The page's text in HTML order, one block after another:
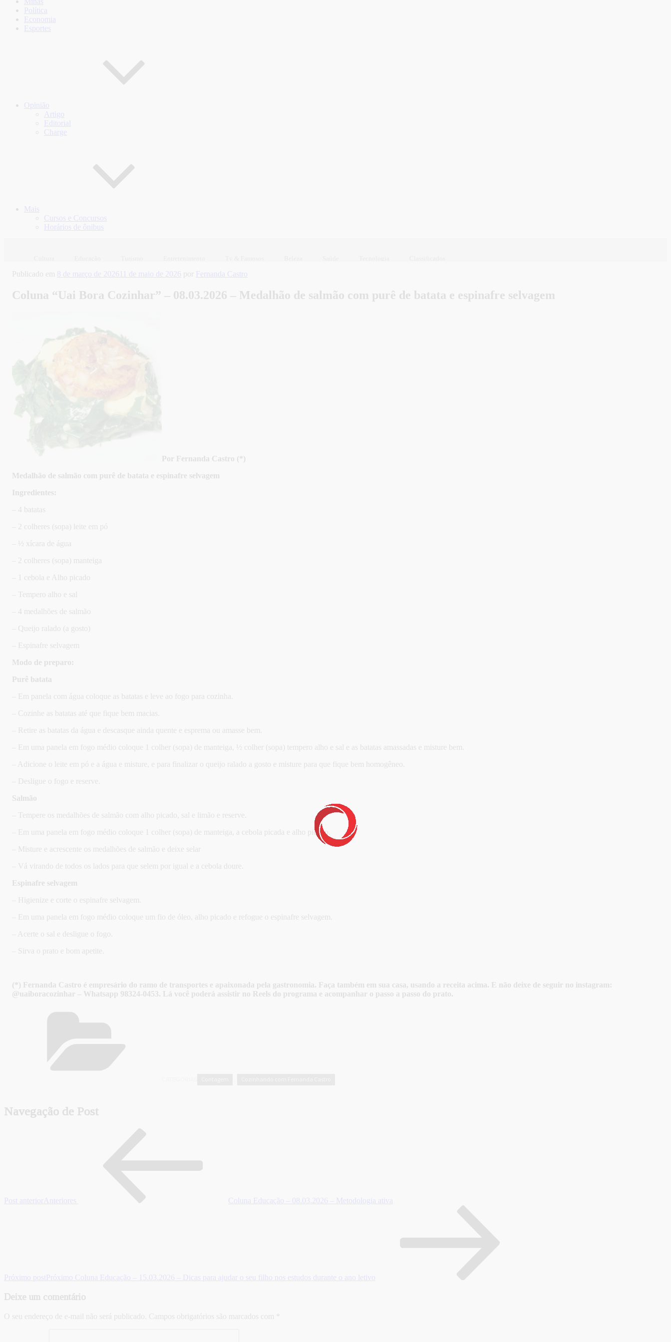
Política
Economia
Esportes
Opinião
Artigo
Editorial
Charge
Mais
Cursos e Concursos
Horários de ônibus
Publicado em 8 de março de 2026 11 de maio de 2026 por Fernanda Castro
Coluna “Uai Bora Cozinhar” – 08.03.2026 – Medalhão de salmão com purê de batata e espinafre selvagem
Por Fernanda Castro (*)
Medalhão de salmão com purê de batata e espinafre selvagem
Ingredientes:
– 4 batatas
– 2 colheres (sopa) leite em pó
– ½ xícara de água
– 2 colheres (sopa) manteiga
– 1 cebola e Alho picado
– Tempero alho e sal
– 4 medalhões de salmão
– Queijo ralado (a gosto)
– Espinafre selvagem
Modo de preparo:
Purê batata
– Em panela com água coloque as batatas e leve ao fogo para cozinha.
– Cozinhe as batatas até que fique bem macias.
– Retire as batatas da água e descasque ainda quente e esprema ou amasse bem.
– Em uma panela em fogo médio coloque 1 colher (sopa) de manteiga, ½ colher (sopa) tempero alho e sal e as batatas amassadas e misture bem.
– Adicione o leite em pó e a água e misture, e para finalizar o queijo ralado a gosto e misture para que fique bem homogêneo.
– Desligue o fogo e reserve.
Salmão
– Tempere os medalhões de salmão com alho picado, sal e limão e reserve.
– Em uma panela em fogo médio coloque 1 colher (sopa) de manteiga, a cebola picada e alho picado.
– Misture e acrescente os medalhões de salmão e deixe selar
– Vá virando de todos os lados para que selem por igual e a cebola doure.
Espinafre selvagem
– Higienize e corte o espinafre selvagem.
– Em uma panela em fogo médio coloque um fio de óleo, alho picado e refogue o espinafre selvagem.
– Acerte o sal e desligue o fogo.
– Sirva o prato e bom apetite.
(*) Fernanda Castro é empresário do ramo de transportes e apaixonada pela gastronomia. Faça também em sua casa, usando a receita acima. E não deixe de seguir no instagram:
@uaiboracozinhar – Whatsapp 98324-0453. Lá você poderá assistir no Reels do programa e acompanhar o passo a passo do prato.
Navegação de Post
Post anterior Anteriores Coluna Educação – 08.03.2026 – Metodologia ativa
Próximo post Próximo Coluna Educação – 15.03.2026 – Dicas para ajudar o seu filho nos estudos durante o ano letivo
Deixe um comentário
O seu endereço de e-mail não será publicado. Campos obrigatórios são marcados com